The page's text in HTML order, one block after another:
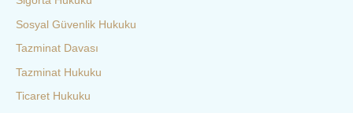
Sosyal Güvenlik Hukuku
Tazminat Davası
Tazminat Hukuku
Ticaret Hukuku